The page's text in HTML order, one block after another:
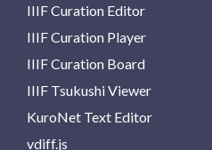
IIIF Curation Editor
IIIF Curation Player
IIIF Curation Board
IIIF Tsukushi Viewer
KuroNet Text Editor
vdiff.js